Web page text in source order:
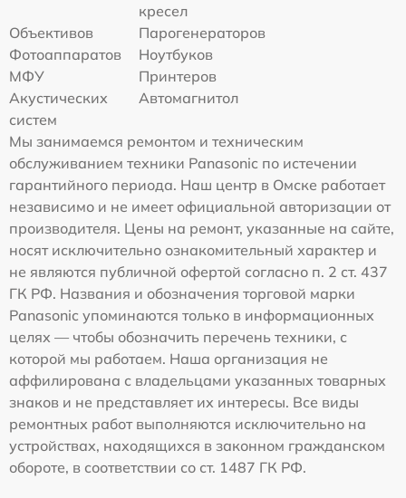
кресел
Объективов
Парогенераторов
Фотоаппаратов
Ноутбуков
МФУ
Принтеров
Акустических
систем
Автомагнитол
Мы занимаемся ремонтом и техническим
обслуживанием техники Panasonic по истечении
гарантийного периода. Наш центр в Омске работает
независимо и не имеет официальной авторизации от
производителя. Цены на ремонт, указанные на сайте,
носят исключительно ознакомительный характер и
не являются публичной офертой согласно п. 2 ст. 437
ГК РФ. Названия и обозначения торговой марки
Panasonic упоминаются только в информационных
целях — чтобы обозначить перечень техники, с
которой мы работаем. Наша организация не
аффилирована с владельцами указанных товарных
знаков и не представляет их интересы. Все виды
ремонтных работ выполняются исключительно на
устройствах, находящихся в законном гражданском
обороте, в соответствии со ст. 1487 ГК РФ.